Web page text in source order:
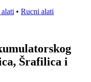
• Rucni alati
Šrafilica i